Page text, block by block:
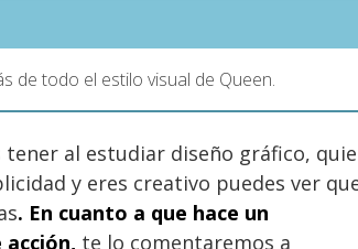
de todo el estilo visual de Queen.
tener al estudiar diseño gráfico,
y eres creativo puedes ver
. En cuanto a que hace un
acción, te lo comentaremos a